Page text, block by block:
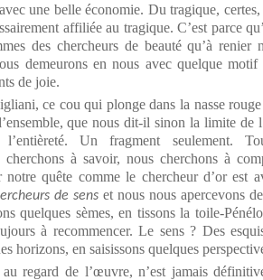
une belle économie. Du tragique,
affiliée au tragique. C’est parce
des chercheurs de beauté qu’à
demeurons en nous avec quelque
de joie.
ce cou qui plonge dans la nasse
que nous dit-il sinon la limite de
l’entièreté. Un fragment seulement.
cherchons à savoir, nous cherchons à
notre quête comme le chercheur d’or est
de sens et nous nous apercevons
quelques sèmes, en tissons la toile-
à recommencer. Le sens ? Des
horizons, en saisissons quelques
regard de l’œuvre, n’est jamais